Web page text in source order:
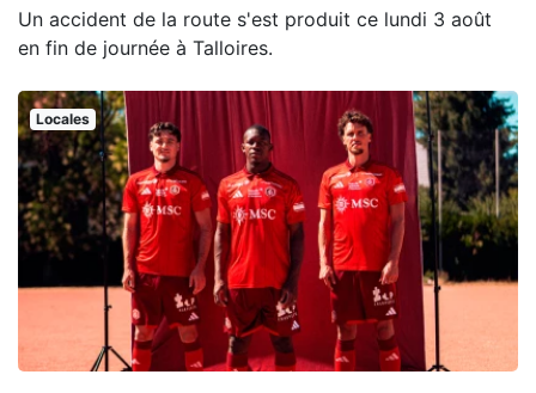
Un accident de la route s'est produit ce lundi 3 août
en fin de journée à Talloires.
Locales